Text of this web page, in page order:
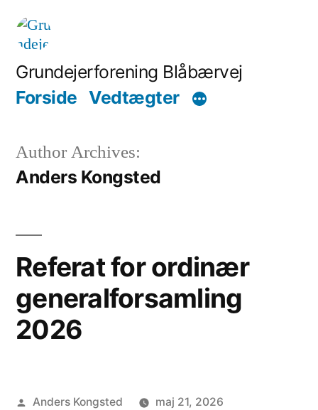
Skip
content
Grundejerforening Blåbærvej
Forside Vedtægter
Author Archives:
Anders Kongsted
Referat for ordinær
generalforsamling
2026
Posted
Anders Kongsted
maj 21, 2026